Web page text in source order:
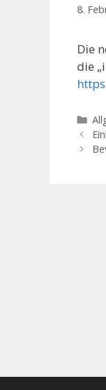
8.
Die
die